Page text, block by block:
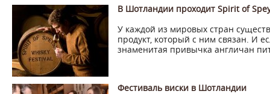
В Шотландии проходит Spirit of
У каждой из мировых стран
продукт, который с ним связан. И
знаменитая привычка англичан
Фестиваль виски в Шотландии